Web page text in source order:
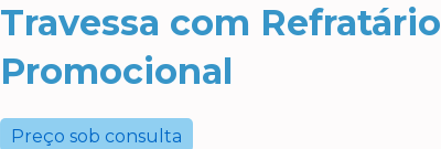
Travessa com Refratário
Promocional
Preço sob consulta